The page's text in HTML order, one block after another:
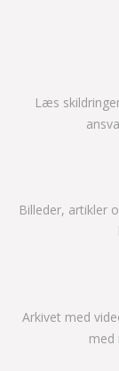
Læs
Billeder, artikler
Arkivet med
med